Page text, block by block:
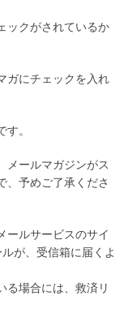
ックがされているか
ガにチェックを入れ
。
メールマガジンがス
、予めご了承くださ
ールサービスのサイ
が、受信箱に届くよ
る場合には、救済リ